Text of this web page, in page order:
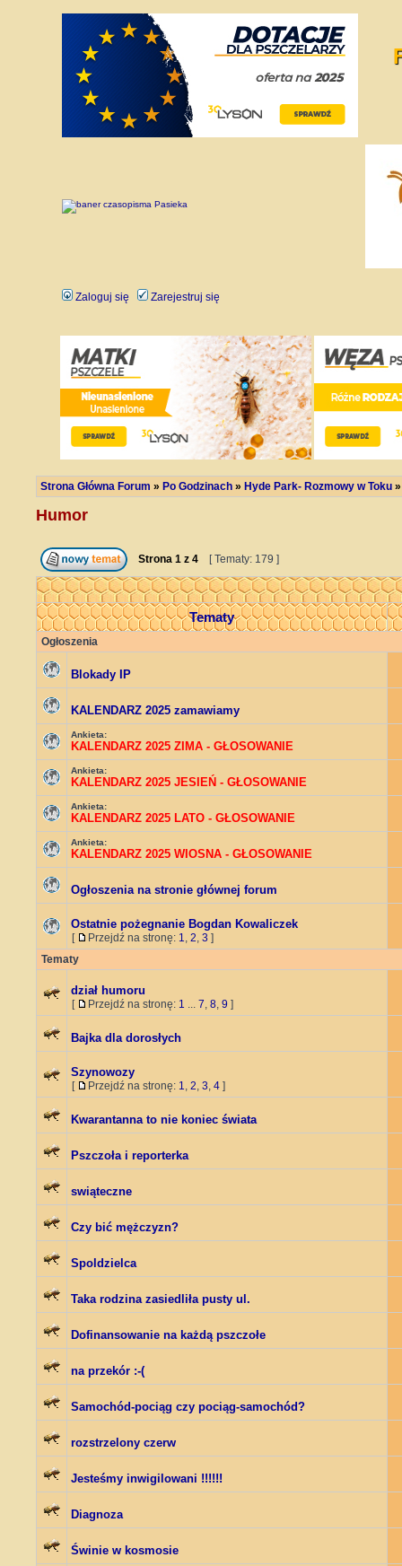
Zaloguj się Zarejestruj się
Strona Główna Forum » Po Godzinach » Hyde Park- Rozmowy w Toku
Humor
Strona 1 z 4 [ Tematy: 179 ]
Tematy
Ogłoszenia
Blokady IP
KALENDARZ 2025 zamawiamy
Ankieta:
KALENDARZ 2025 ZIMA - GŁOSOWANIE
Ankieta:
KALENDARZ 2025 JESIEŃ - GŁOSOWANIE
Ankieta:
KALENDARZ 2025 LATO - GŁOSOWANIE
Ankieta:
KALENDARZ 2025 WIOSNA - GŁOSOWANIE
Ogłoszenia na stronie głównej forum
Ostatnie pożegnanie Bogdan Kowaliczek
[ Przejdź na stronę: 1, 2, 3 ]
Tematy
dział humoru
[ Przejdź na stronę: 1 ... 7, 8, 9 ]
Bajka dla dorosłych
Szynowozy
[ Przejdź na stronę: 1, 2, 3, 4 ]
Kwarantanna to nie koniec świata
Pszczoła i reporterka
swiąteczne
Czy bić mężczyzn?
Spoldzielca
Taka rodzina zasiedliła pusty ul.
Dofinansowanie na każdą pszczołe
na przekór :-(
Samochód-pociąg czy pociąg-samochód?
rozstrzelony czerw
Jesteśmy inwigilowani !!!!!!
Diagnoza
Świnie w kosmosie